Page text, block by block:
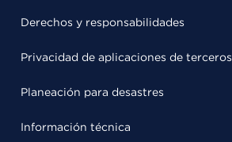
Derechos y responsabilidades
Privacidad de aplicaciones de terceros
Planeación para desastres
Información técnica